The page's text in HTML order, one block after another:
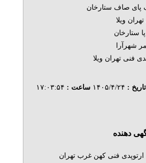
: ۱۴۰۵/۴/۲۴ ساعت : ۱۷:۰۳:۵۴
دهنده
ارتوپدی فنی کهن غرب تهران